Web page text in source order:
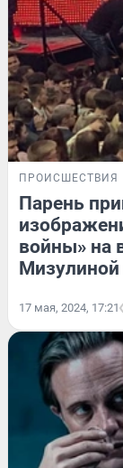
ПРОИСШЕСТВИЯ
Парень
войны» на
17 мая, 2024, 17:21